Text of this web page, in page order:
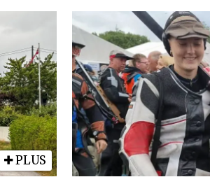
PLUS